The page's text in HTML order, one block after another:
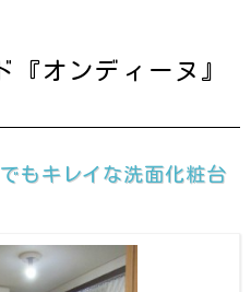
『オンディーヌ』
もキレイな洗面化粧台